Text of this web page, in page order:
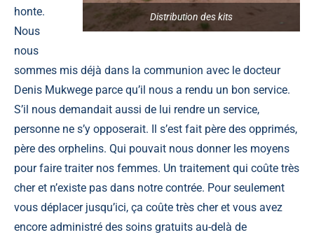
Distribution des kits
honte.
Nous
nous
sommes mis déjà dans la communion avec le docteur
Denis Mukwege parce qu’il nous a rendu un bon service.
S’il nous demandait aussi de lui rendre un service,
personne ne s’y opposerait. Il s’est fait père des opprimés,
père des orphelins. Qui pouvait nous donner les moyens
pour faire traiter nos femmes. Un traitement qui coûte très
cher et n’existe pas dans notre contrée. Pour seulement
vous déplacer jusqu’ici, ça coûte très cher et vous avez
encore administré des soins gratuits au-delà de